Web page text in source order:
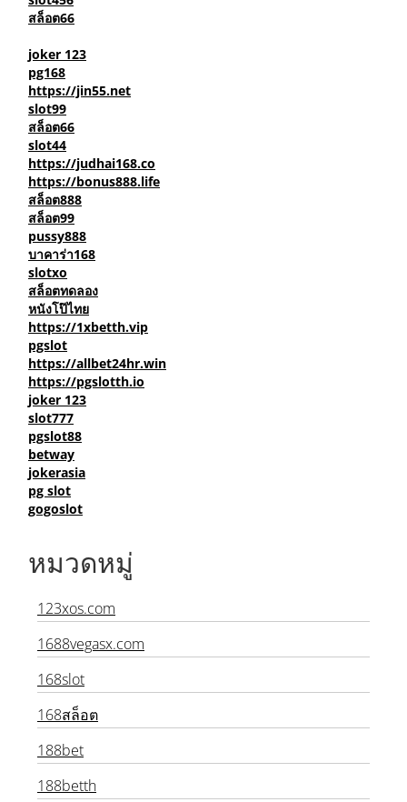
slot456
joker 123
pg168
https://jin55.net
slot99
สล็อต66
slot44
https://judhai168.co
https://bonus888.life
สล็อต888
สล็อต99
pussy888
บาคาร่า168
slotxo
สล็อตทดลอง
หนังโป๊ไทย
https://1xbetth.vip
pgslot
https://allbet24hr.win
https://pgslotth.io
joker 123
slot777
pgslot88
betway
jokerasia
pg slot
หมวดหมู่
123xos.com
1688vegasx.com
168slot
168สล็อต
188bet